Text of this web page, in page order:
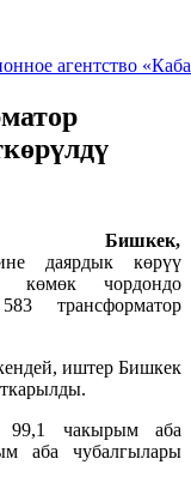
Бишкек,
даярдык көрүү
көмөк чордондо
трансформатор
иштер Бишкек
99,1 чакырым аба
аба чубалгылары